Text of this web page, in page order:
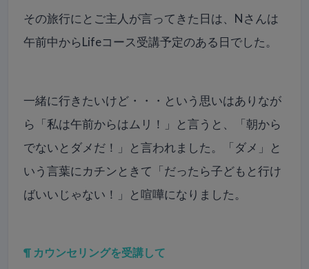
その旅行にとご主人が言ってきた日は、Nさんは
午前中からLifeコース受講予定のある日でした。
一緒に行きたいけど・・・という思いはありなが
ら「私は午前からはムリ！」と言うと、「朝から
でないとダメだ！」と言われました。「ダメ」と
いう言葉にカチンときて「だったら子どもと行け
ばいいじゃない！」と喧嘩になりました。
¶ カウンセリングを受講して